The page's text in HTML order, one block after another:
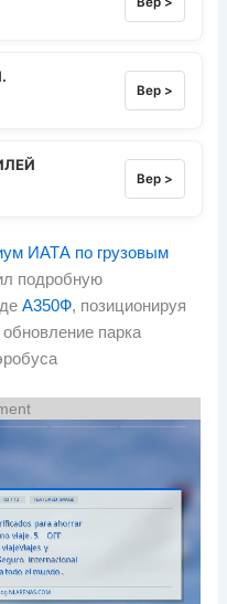
Вер >
Вер >
ИАТА по грузовым
подробную
А350Ф, позиционируя
обновление парка